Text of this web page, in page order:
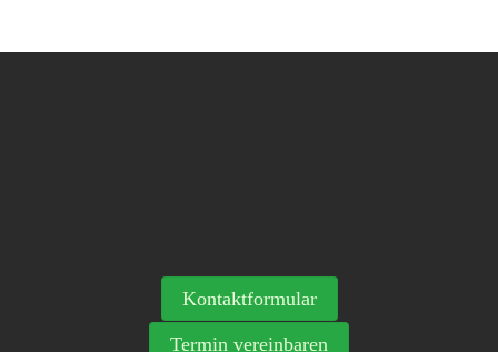
Kontaktformular
Termin vereinbaren